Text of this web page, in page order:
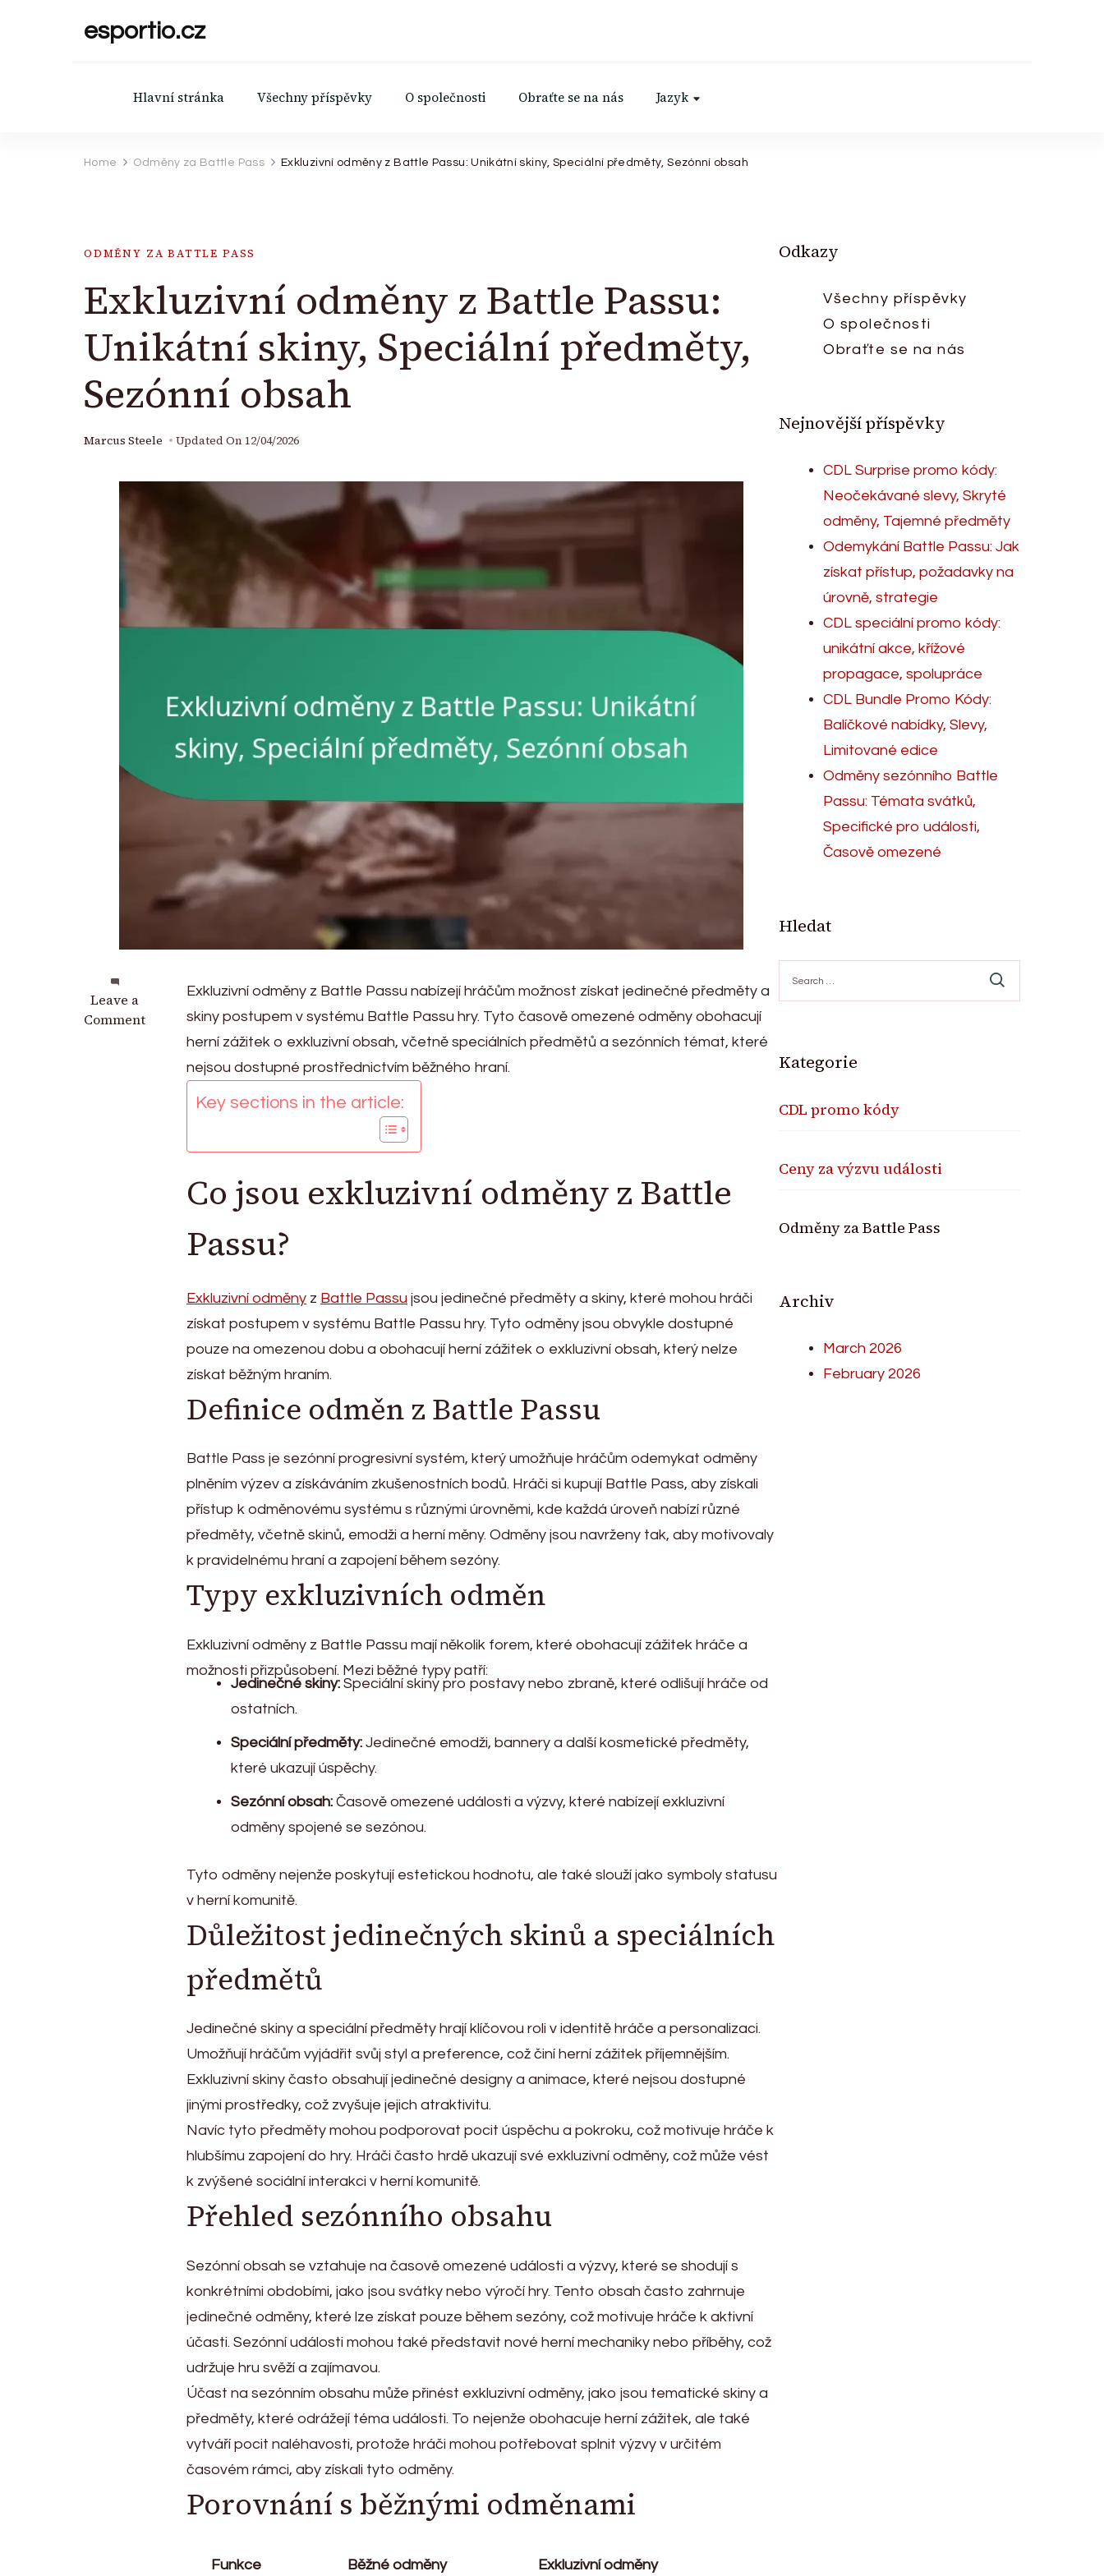
esportio.cz
Hlavní stránka Všechny příspěvky O společnosti Obraťte se na nás Jazyk
Home Odměny za Battle Pass Exkluzivní odměny z Battle Passu: Unikátní skiny, Speciální předměty, Sezónní obsah
ODMĚNY ZA BATTLE PASS
Exkluzivní odměny z Battle Passu:
Unikátní skiny, Speciální předměty,
Sezónní obsah
Marcus Steele Updated On 12/04/2026
Leave a
Comment
on
Exkluzivní
Exkluzivní odměny z Battle Passu nabízejí hráčům možnost získat jedinečné předměty a
skiny postupem v systému Battle Passu hry. Tyto časově omezené odměny obohacují
herní zážitek o exkluzivní obsah, včetně speciálních předmětů a sezónních témat, které
nejsou dostupné prostřednictvím běžného hraní.
Key sections in the article:
Co jsou exkluzivní odměny z Battle
Passu?
Exkluzivní odměny z Battle Passu jsou jedinečné předměty a skiny, které mohou hráči
získat postupem v systému Battle Passu hry. Tyto odměny jsou obvykle dostupné
pouze na omezenou dobu a obohacují herní zážitek o exkluzivní obsah, který nelze
získat běžným hraním.
Definice odměn z Battle Passu
Battle Pass je sezónní progresivní systém, který umožňuje hráčům odemykat odměny
plněním výzev a získáváním zkušenostních bodů. Hráči si kupují Battle Pass, aby získali
přístup k odměnovému systému s různými úrovněmi, kde každá úroveň nabízí různé
předměty, včetně skinů, emodži a herní měny. Odměny jsou navrženy tak, aby motivovaly
k pravidelnému hraní a zapojení během sezóny.
Typy exkluzivních odměn
Exkluzivní odměny z Battle Passu mají několik forem, které obohacují zážitek hráče a
možnosti přizpůsobení. Mezi běžné typy patří:
Jedinečné skiny: Speciální skiny pro postavy nebo zbraně, které odlišují hráče od
ostatních.
Speciální předměty: Jedinečné emodži, bannery a další kosmetické předměty,
které ukazují úspěchy.
Sezónní obsah: Časově omezené události a výzvy, které nabízejí exkluzivní
odměny spojené se sezónou.
Tyto odměny nejenže poskytují estetickou hodnotu, ale také slouží jako symboly statusu
v herní komunitě.
Důležitost jedinečných skinů a speciálních
předmětů
Jedinečné skiny a speciální předměty hrají klíčovou roli v identitě hráče a personalizaci.
Umožňují hráčům vyjádřit svůj styl a preference, což činí herní zážitek příjemnějším.
Exkluzivní skiny často obsahují jedinečné designy a animace, které nejsou dostupné
jinými prostředky, což zvyšuje jejich atraktivitu.
Navíc tyto předměty mohou podporovat pocit úspěchu a pokroku, což motivuje hráče k
hlubšímu zapojení do hry. Hráči často hrdě ukazují své exkluzivní odměny, což může vést
k zvýšené sociální interakci v herní komunitě.
Přehled sezónního obsahu
Sezónní obsah se vztahuje na časově omezené události a výzvy, které se shodují s
konkrétními obdobími, jako jsou svátky nebo výročí hry. Tento obsah často zahrnuje
jedinečné odměny, které lze získat pouze během sezóny, což motivuje hráče k aktivní
účasti. Sezónní události mohou také představit nové herní mechaniky nebo příběhy, což
udržuje hru svěží a zajímavou.
Účast na sezónním obsahu může přinést exkluzivní odměny, jako jsou tematické skiny a
předměty, které odrážejí téma události. To nejenže obohacuje herní zážitek, ale také
vytváří pocit naléhavosti, protože hráči mohou potřebovat splnit výzvy v určitém
časovém rámci, aby získali tyto odměny.
Porovnání s běžnými odměnami
Funkce Běžné odměny Exkluzivní odměny
Odkazy
Všechny příspěvky
O společnosti
Obraťte se na nás
Nejnovější příspěvky
CDL Surprise promo kódy:
Neočekávané slevy, Skryté
odměny, Tajemné předměty
Odemykání Battle Passu: Jak
získat přístup, požadavky na
úrovně, strategie
CDL speciální promo kódy:
unikátní akce, křížové
propagace, spolupráce
CDL Bundle Promo Kódy:
Balíčkové nabídky, Slevy,
Limitované edice
Odměny sezónního Battle
Passu: Témata svátků,
Specifické pro události,
Časově omezené
Hledat
for:
Kategorie
CDL promo kódy
Ceny za výzvu události
Odměny za Battle Pass
Archiv
March 2026
February 2026